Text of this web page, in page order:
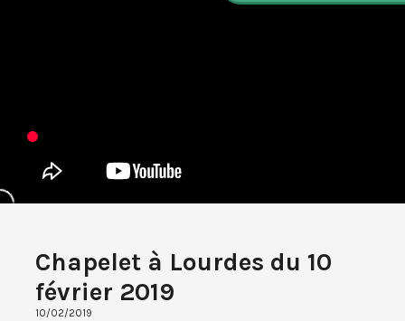
Chapelet à Lourdes du 10
février 2019
10/02/2019